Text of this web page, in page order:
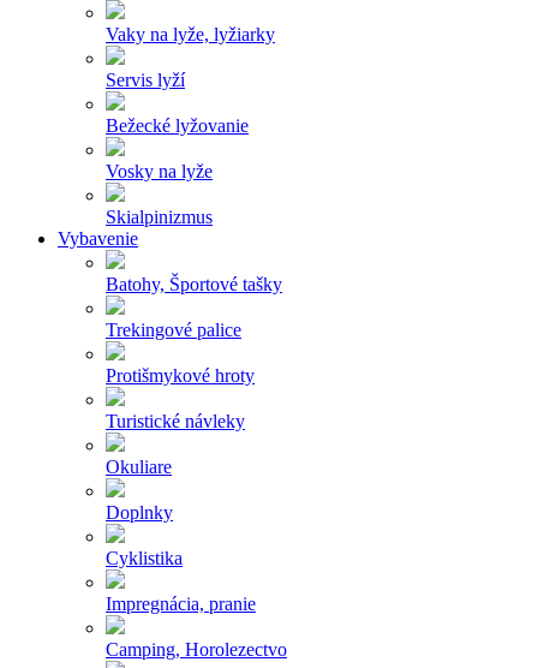
Vaky na lyže, lyžiarky
Servis lyží
Bežecké lyžovanie
Vosky na lyže
Skialpinizmus
Vybavenie
Batohy, Športové tašky
Trekingové palice
Protišmykové hroty
Turistické návleky
Okuliare
Doplnky
Cyklistika
Impregnácia, pranie
Camping, Horolezectvo